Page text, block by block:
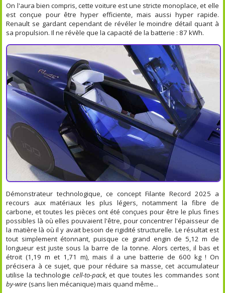
On l'aura bien compris, cette voiture est une stricte monoplace, et elle
est conçue pour être hyper efficiente, mais aussi hyper rapide.
Renault se gardant cependant de révéler le moindre détail quant à
sa propulsion. Il ne révèle que la capacité de la batterie : 87 kWh.
Démonstrateur technologique, ce concept Filante Record 2025 a
recours aux matériaux les plus légers, notamment la fibre de
carbone, et toutes les pièces ont été conçues pour être le plus fines
possibles là où elles pouvaient l'être, pour concentrer l'épaisseur de
la matière là où il y avait besoin de rigidité structurelle. Le résultat est
tout simplement étonnant, puisque ce grand engin de 5,12 m de
longueur est juste sous la barre de la tonne. Alors certes, il bas et
étroit (1,19 m et 1,71 m), mais il a une batterie de 600 kg ! On
précisera à ce sujet, que pour réduire sa masse, cet accumulateur
utilise la technologie cell-to-pack, et que toutes les commandes sont
by-wire (sans lien mécanique) mais quand même...